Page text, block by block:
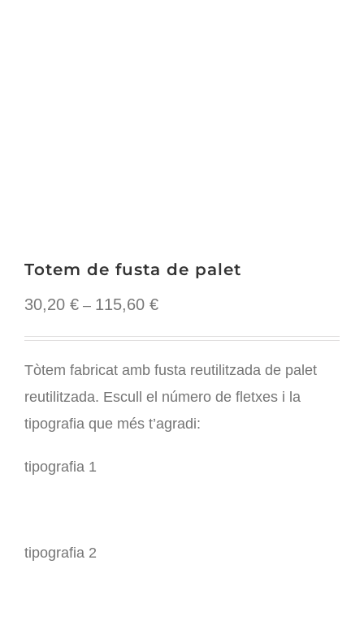
Totem de fusta de palet
30,20 € – 115,60 €Interval
115,60 €
Tòtem fabricat amb fusta reutilitzada de palet
reutilitzada. Escull el número de fletxes i la
tipografia que més t’agradi:
tipografia 1
tipografia 2